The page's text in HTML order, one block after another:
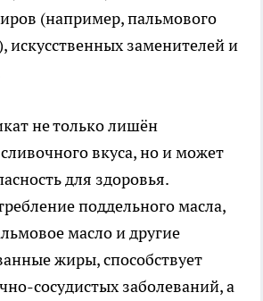
(например, пальмового
искусственных заменителей и
не только лишён
вкуса, но и может
для здоровья.
поддельного масла,
масло и другие
жиры, способствует
сосудистых заболеваний, а